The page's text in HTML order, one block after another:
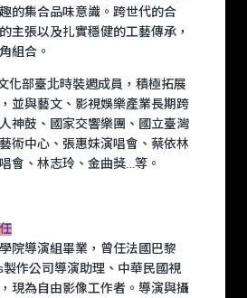
的集合品味意識。跨世代的合
主張以及扎實穩健的工藝傳承，
組合。
化部臺北時裝週成員，積極拓展
並與藝文、影視娛樂產業長期跨
神鼓、國家交響樂團、國立臺灣
術中心、張惠妹演唱會、蔡依林
會、林志玲、金曲獎…等。
院導演組畢業，曾任法國巴黎
作公司導演助理、中華民國視
現為自由影像工作者。導演與攝